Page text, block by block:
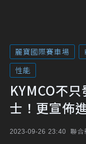
麗寶國際賽車場
性能
KYMCO不
士！更宣佈
2023-09-26 23:40 聯合